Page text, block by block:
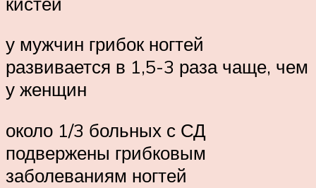
у мужчин грибок ногтей
развивается в 1,5-3 раза чаще, чем
у женщин
около 1/3 больных с СД
подвержены грибковым
заболеваниям ногтей